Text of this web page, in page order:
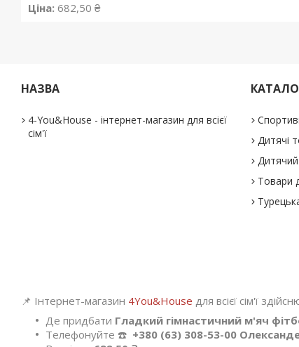
Ціна: 682,50 ₴
НАЗВА
4-You&House - інтернет-магазин для всієї
сім'ї
Дитячі
Товари
📌 Інтернет-магазин 4You&House для всієї сім'ї
Де придбати Гладкий гімнастичний м'яч
Телефонуйте ☎️ +380 (63) 308-53-00